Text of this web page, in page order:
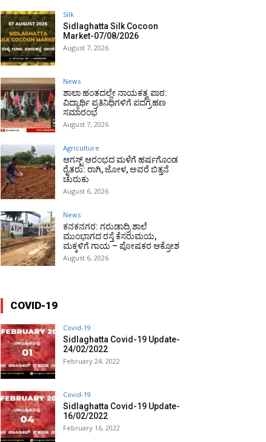
Silk
Sidlaghatta Silk Cocoon
Market-07/08/2026
August 7, 2026
News
ಶಾಲಾ ಹಂತದಲ್ಲೇ ನಾಯಕತ್ವ ಪಾಠ:
ವಿದ್ಯಾರ್ಥಿ ಪ್ರತಿನಿಧಿಗಳಿಗೆ ಪದಗ್ರಹಣ
ಸಮಾರಂಭ
August 7, 2026
Agriculture
ಆಗಸ್ಟ್ ಆರಂಭದ ಮಳೆಗೆ ಹರ್ಷಗೊಂಡ
ರೈತರು: ರಾಗಿ, ಜೋಳ, ಅವರೆ ಬಿತ್ತನೆ
ಚುರುಕು
August 6, 2026
News
ಕನಕನಗರ: ಗರುಡಾದ್ರಿ ಶಾಲೆ
ಮುಂಭಾಗದ ರಸ್ತೆ ಕೆಸರುಮಯ,
ಮಕ್ಕಳಿಗೆ ಗಾಯ – ಪೋಷಕರ ಆಕ್ರೋಶ
August 6, 2026
COVID-19
Covid-19
Sidlaghatta Covid-19 Update-
24/02/2022
February 24, 2022
Covid-19
Sidlaghatta Covid-19 Update-
16/02/2022
February 16, 2022